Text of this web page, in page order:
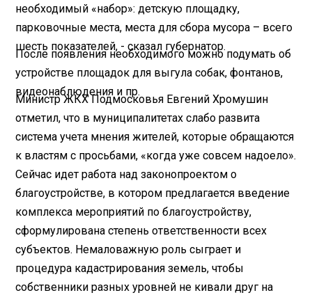
необходимый «набор»: детскую площадку,
парковочные места, места для сбора мусора – всего
шесть показателей, - сказал губернатор.
После появления необходимого можно подумать об
устройстве площадок для выгула собак, фонтанов,
видеонаблюдения и пр.
Министр ЖКХ Подмосковья Евгений Хромушин
отметил, что в муниципалитетах слабо развита
система учета мнения жителей, которые обращаются
к властям с просьбами, «когда уже совсем надоело».
Сейчас идет работа над законопроектом о
благоустройстве, в котором предлагается введение
комплекса мероприятий по благоустройству,
сформулирована степень ответственности всех
субъектов. Немаловажную роль сыграет и
процедура кадастрирования земель, чтобы
собственники разных уровней не кивали друг на